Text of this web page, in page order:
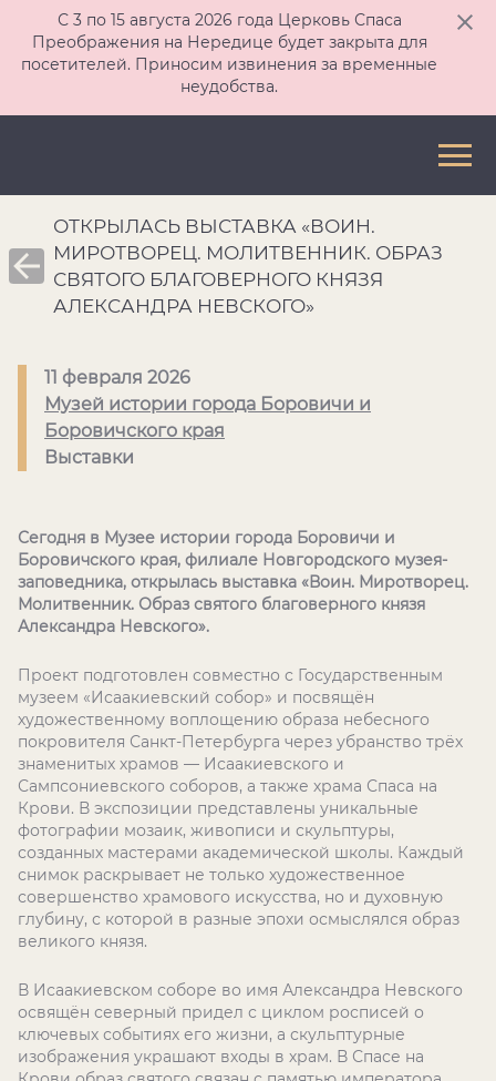
С 3 по 15 августа 2026 года Церковь Спаса
Преображения на Нередице будет закрыта для
посетителей. Приносим извинения за временные
неудобства.
ОТКРЫЛАСЬ ВЫСТАВКА «ВОИН.
МИРОТВОРЕЦ. МОЛИТВЕННИК. ОБРАЗ
СВЯТОГО БЛАГОВЕРНОГО КНЯЗЯ
АЛЕКСАНДРА НЕВСКОГО»
11 февраля 2026
Музей истории города Боровичи и
Боровичского края
Выставки
Сегодня в Музее истории города Боровичи и
Боровичского края, филиале Новгородского музея-
заповедника, открылась выставка «Воин. Миротворец.
Молитвенник. Образ святого благоверного князя
Александра Невского».
Проект подготовлен совместно с Государственным
музеем «Исаакиевский собор» и посвящён
художественному воплощению образа небесного
покровителя Санкт-Петербурга через убранство трёх
знаменитых храмов — Исаакиевского и
Сампсониевского соборов, а также храма Спаса на
Крови. В экспозиции представлены уникальные
фотографии мозаик, живописи и скульптуры,
созданных мастерами академической школы. Каждый
снимок раскрывает не только художественное
совершенство храмового искусства, но и духовную
глубину, с которой в разные эпохи осмыслялся образ
великого князя.
В Исаакиевском соборе во имя Александра Невского
освящён северный придел с циклом росписей о
ключевых событиях его жизни, а скульптурные
изображения украшают входы в храм. В Спасе на